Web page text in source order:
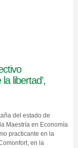
libertad’,
del estado de
Maestría en Economía
practicante en la
en la